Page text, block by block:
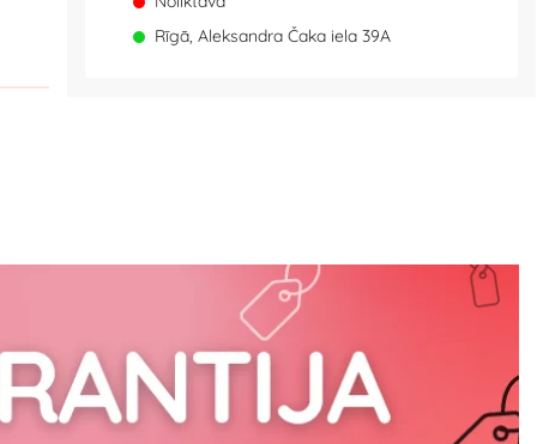
Rīgā, Aleksandra Čaka iela 39A